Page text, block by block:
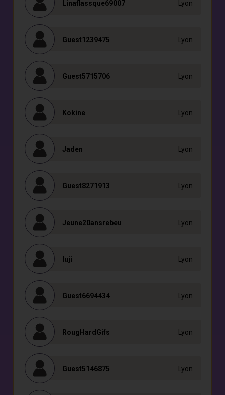
Linaflassque69007 Lyon
Guest1239475 Lyon
Guest5715706 Lyon
Kokine Lyon
Jaden Lyon
Guest8271913 Lyon
Jeune20ansrebeu Lyon
luji Lyon
Guest6694434 Lyon
RougHardGifs Lyon
Guest5146875 Lyon